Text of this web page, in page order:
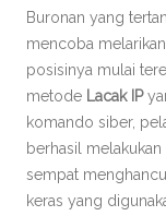
Buronan yang
mencoba
posisinya mulai
metode Lacak IP
komando siber,
berhasil
sempat
keras yang